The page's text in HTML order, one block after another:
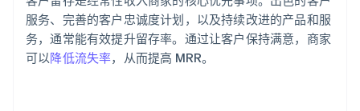
服务、完善的客户忠诚度计划，以及持续改进的产品和服
务，通常能有效提升留存率。通过让客户保持满意，商家
可以降低流失率，从而提高 MRR。